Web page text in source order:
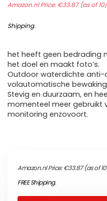
Amazon.nl Price:€33.87(as of
Shipping.
het heeft geen bedrading
het doel en maakt foto’s.
Outdoor waterdichte
volautomatische
Stevig en duurzaam, en
momenteel meer gebruikt
monitoring enzovoort.
Amazon.nl Price:€33.87(as of
FREE Shipping.